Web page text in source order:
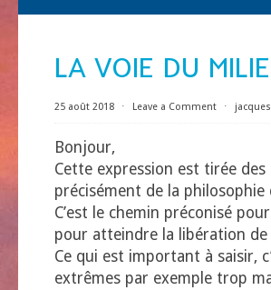
LA VOIE DU
25 août 2018 ⋅ Leave a Comment ⋅
Bonjour,
Cette expression est tirée
précisément de la philosophie
C’est le chemin préconisé
pour atteindre la libération de
Ce qui est important à saisir,
extrêmes par exemple trop